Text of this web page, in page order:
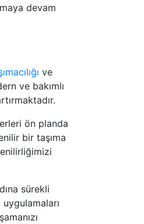
devam
ve
ve bakımlı
ön planda
bir taşıma
sürekli